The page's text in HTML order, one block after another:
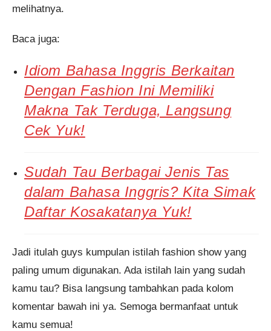
melihatnya.
Baca juga:
Idiom Bahasa Inggris Berkaitan
Dengan Fashion Ini Memiliki
Makna Tak Terduga, Langsung
Cek Yuk!
Sudah Tau Berbagai Jenis Tas
dalam Bahasa Inggris? Kita Simak
Daftar Kosakatanya Yuk!
Jadi itulah guys kumpulan istilah fashion show yang
paling umum digunakan. Ada istilah lain yang sudah
kamu tau? Bisa langsung tambahkan pada kolom
komentar bawah ini ya. Semoga bermanfaat untuk
kamu semua!